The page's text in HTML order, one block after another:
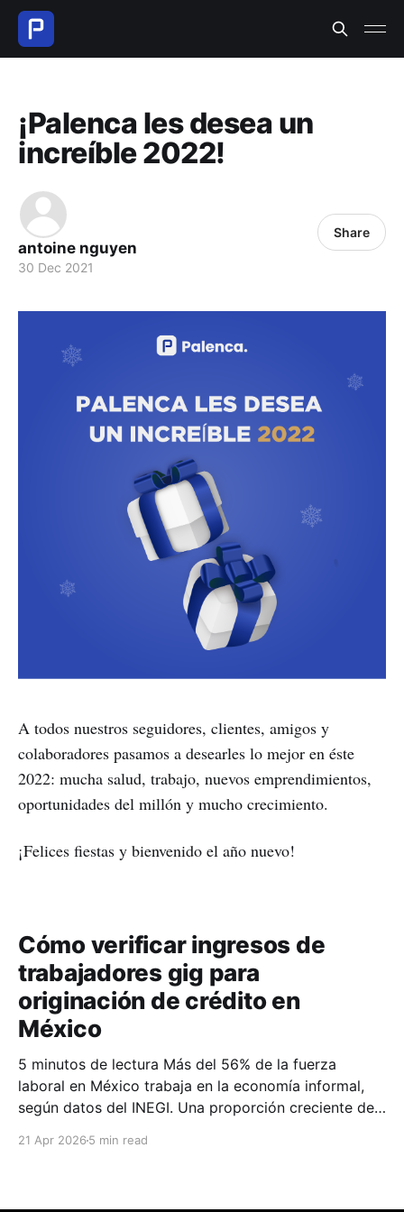
¡Palenca les desea un
increíble 2022!
antoine nguyen
30 Dec 2021
Share
A todos nuestros seguidores, clientes, amigos y
colaboradores pasamos a desearles lo mejor en éste
2022: mucha salud, trabajo, nuevos emprendimientos,
oportunidades del millón y mucho crecimiento.
¡Felices fiestas y bienvenido el año nuevo!
Cómo verificar ingresos de
trabajadores gig para
originación de crédito en
México
5 minutos de lectura Más del 56% de la fuerza
laboral en México trabaja en la economía informal,
según datos del INEGI. Una proporción creciente de
consistente y verificable a través de plataformas gig
21 Apr 2026 5 min read